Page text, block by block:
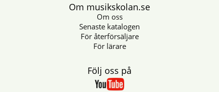
Om musikskolan.se
Om oss
Senaste katalogen
För återförsäljare
För lärare
Följ oss på